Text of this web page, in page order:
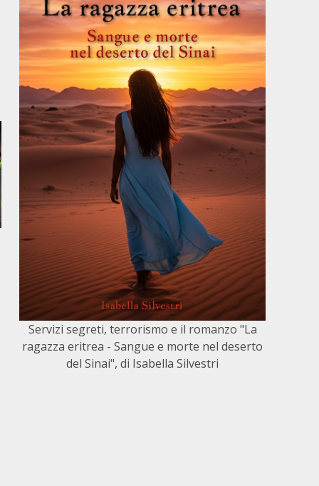
Servizi segreti, terrorismo e il romanzo "La
ragazza eritrea - Sangue e morte nel deserto
del Sinai", di Isabella Silvestri